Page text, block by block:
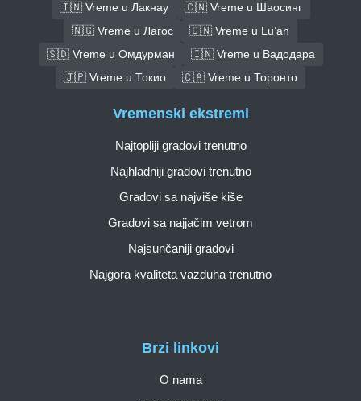
🇮🇳 Vreme u Лакнау
🇨🇳 Vreme u Шаосинг
🇳🇬 Vreme u Лагос
🇨🇳 Vreme u Lu’an
🇸🇩 Vreme u Омдурман
🇮🇳 Vreme u Вадодара
🇯🇵 Vreme u Токио
🇨🇦 Vreme u Торонто
Brzi linkovi
O nama
Vremenski ekstremi
Najtopliji gradovi trenutno
Najhladniji gradovi trenutno
Gradovi sa najviše kiše
Gradovi sa najjačim vetrom
Najsunčaniji gradovi
Najgora kvaliteta vazduha trenutno